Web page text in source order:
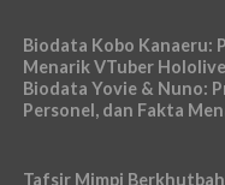
Biodata Kobo Kanaeru:
Menarik VTuber
Biodata Yovie & Nuno:
Personel, dan Fakta
Tafsir Mimpi